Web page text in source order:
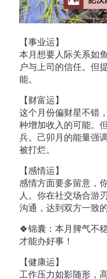
【事业运】
本月想要人际关系如
户与上司的信任。但
能。
【财富运】
这个月份偏财星不错
种增加收入的可能。
兵。己卯月的能量强
被打烂。
【感情运】
感情方面要多留意，
人。你在社交场合游
沟通，达到双方一致
🍀锦囊：本月脾气不
才能办好事！
【健康运】
工作压力如影随形，